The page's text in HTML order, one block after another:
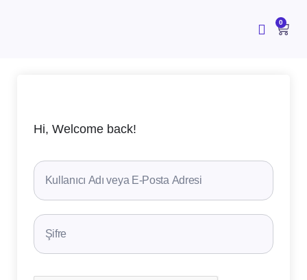
0
Hi, Welcome back!